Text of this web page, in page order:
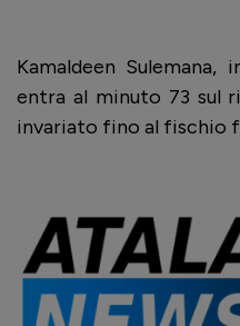
Kamaldeen Sulemana,
entra al minuto 73 sul
invariato fino al fischio